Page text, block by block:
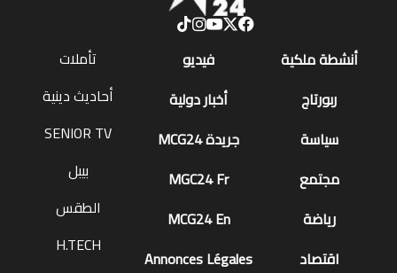
أنشطة ملكية
ربورتاج
سياسة
مجتمع
رياضة
اقتصاد
فيديو
أخبار دولية
جريدة MCG24
MGC24 Fr
MCG24 En
Annonces Légales
تأملات
أحاديث دينية
SENIOR TV
بيبل
الطقس
H.TECH